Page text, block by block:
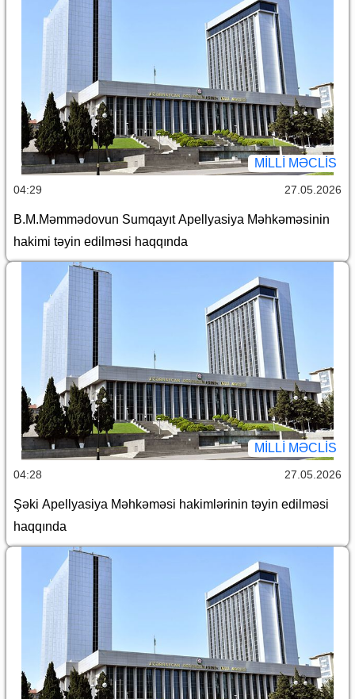
MILLI MƏCLIS
04:29 27.05.2026
B.M.Məmmədovun Sumqayıt Apellyasiya Məhkəməsinin
hakimi təyin edilməsi haqqında
MILLI MƏCLIS
04:28 27.05.2026
Şəki Apellyasiya Məhkəməsi hakimlərinin təyin edilməsi
haqqında